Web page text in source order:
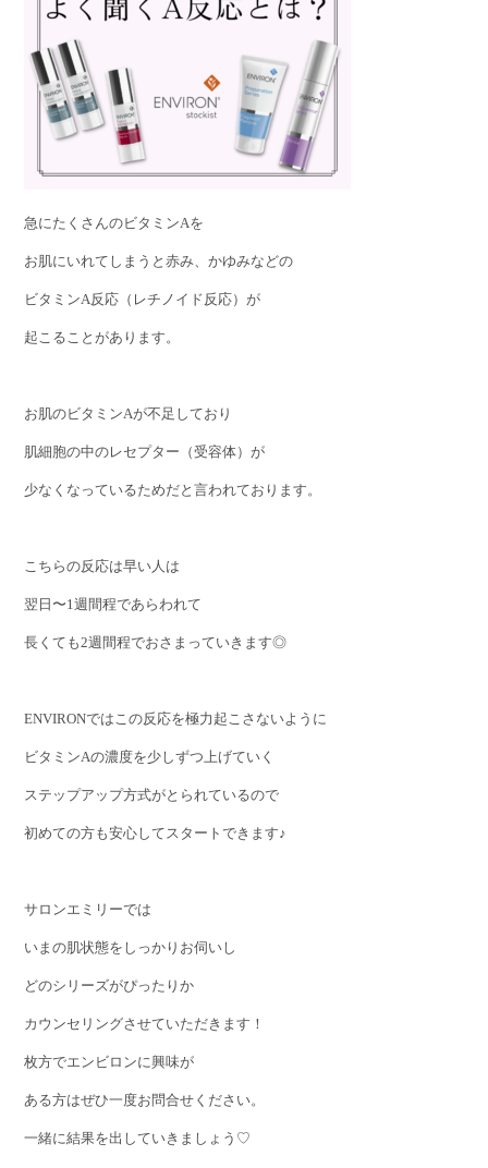
急にたくさんのビタミンAを
お肌にいれてしまうと赤み、かゆみなどの
ビタミンA反応（レチノイド反応）が
起こることがあります。
お肌のビタミンAが不足しており
肌細胞の中のレセプター（受容体）が
少なくなっているためだと言われております。
こちらの反応は早い人は
翌日〜1週間程であらわれて
長くても2週間程でおさまっていきます◎
ENVIRONではこの反応を極力起こさないように
ビタミンAの濃度を少しずつ上げていく
ステップアップ方式がとられているので
初めての方も安心してスタートできます♪
サロンエミリーでは
いまの肌状態をしっかりお伺いし
どのシリーズがぴったりか
カウンセリングさせていただきます！
枚方でエンビロンに興味が
ある方はぜひ一度お問合せください。
一緒に結果を出していきましょう♡